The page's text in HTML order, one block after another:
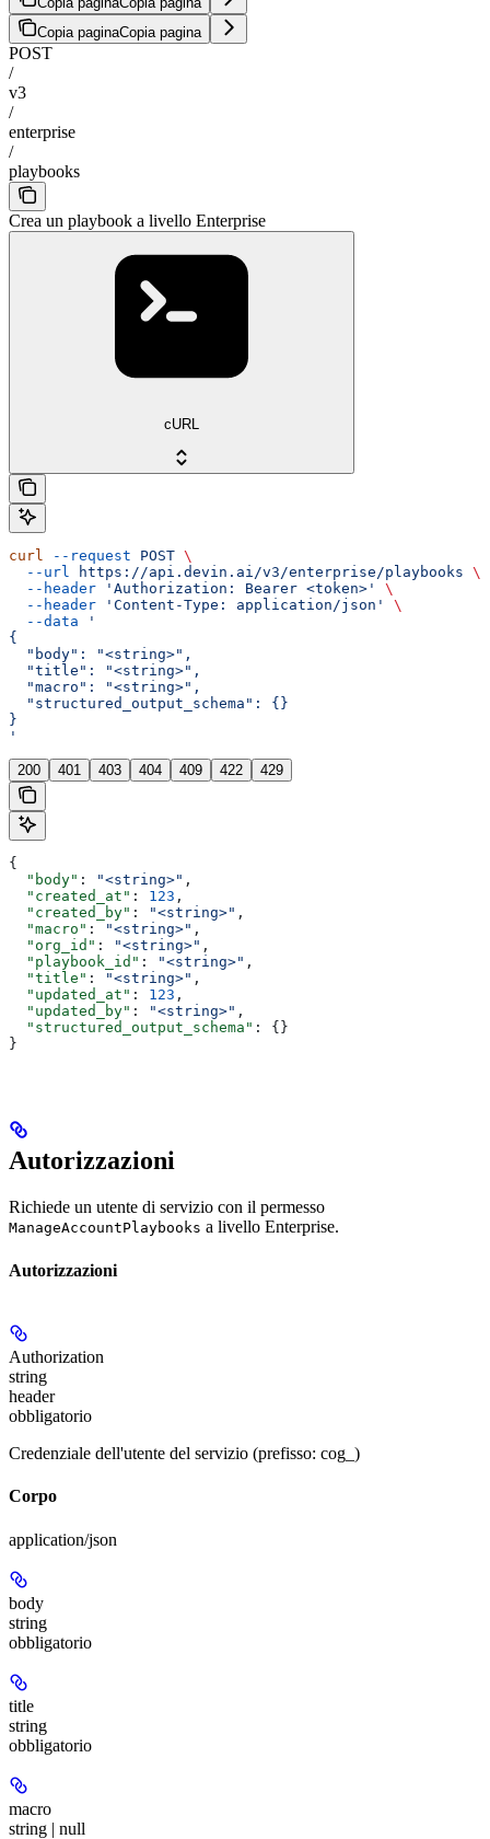
Copia paginaCopia pagina
POST
/
v3
/
enterprise
/
playbooks
Crea un playbook a livello Enterprise
cURL
curl --request POST \
  --url
https://api.devin.ai/v3/enterprise/playbooks \
  --header
'Authorization: Bearer <token>'
\
  --header
'Content-Type: application/json'
\
  --data
'
{
  "body": "<string>",
  "title": "<string>",
  "macro": "<string>",
  "structured_output_schema": {}
}
'
200 401 403 404 409 422 429
{
  "body"
: "<string>" ,
  "created_at"
: 123 ,
  "created_by"
: "<string>" ,
  "macro"
: "<string>" ,
  "org_id"
: "<string>" ,
  "playbook_id"
: "<string>" ,
  "title"
: "<string>" ,
  "updated_at"
: 123 ,
  "updated_by"
: "<string>" ,
  "structured_output_schema"
: {}
}
Autorizzazioni
Richiede un utente di servizio con il permesso
ManageAccountPlaybooks a livello Enterprise.
Autorizzazioni
Authorization
string
header
obbligatorio
Credenziale dell'utente del servizio (prefisso: cog_)
Corpo
application/json
body
string
obbligatorio
title
string
obbligatorio
macro
string | null